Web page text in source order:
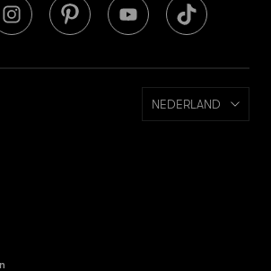
NEDERLAND